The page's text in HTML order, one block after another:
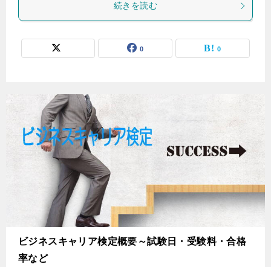
続きを読む
0 0
ビジネスキャリア検定概要～試験日・受験料・合格
率など